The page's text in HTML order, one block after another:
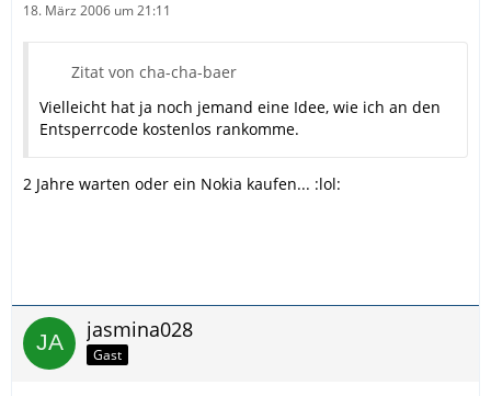
18. März 2006 um 21:11
Zitat von cha-cha-baer
Vielleicht hat ja noch jemand eine Idee, wie ich an den
Entsperrcode kostenlos rankomme.
2 Jahre warten oder ein Nokia kaufen... :lol:
jasmina028
Gast